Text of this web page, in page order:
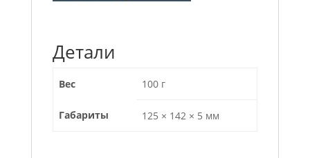
Детали
Вес 100 г
Габариты 125 × 142 × 5 мм